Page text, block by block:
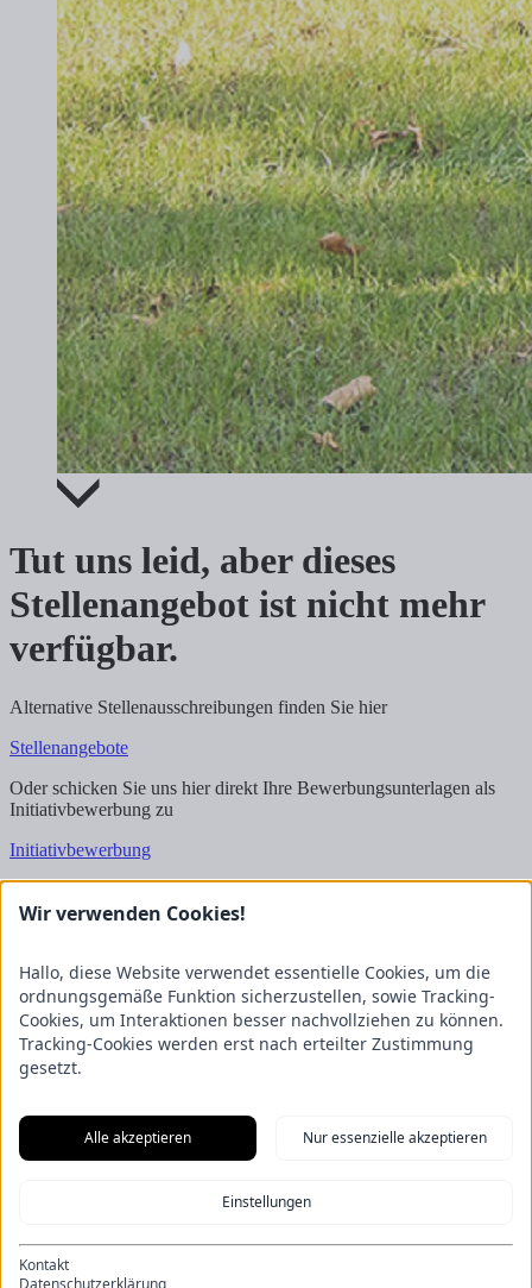
Tut uns leid, aber dieses
Stellenangebot ist nicht mehr
verfügbar.
Alternative Stellenausschreibungen finden Sie hier
Stellenangebote
Oder schicken Sie uns hier direkt Ihre Bewerbungsunterlagen als
Initiativbewerbung zu
Initiativbewerbung
FRICKE Group SE & Co. KG
Zum Kreuzkamp 7
27404 Heeslingen
Unternehmensbereiche
Fricke Holding
PARTSHofmeister & MeinckeTREX.PARTS
ImpressumDatenschutzerklärungKontakt
F.Explore – Programmieren für Nicht-Programmierer
Projekt 2025/2026Wenn alle Rädchen ineinandergreifen – Eine
Eröffnung der besonderen Art
Wir verwenden Cookies!
Hallo, diese Website verwendet essentielle Cookies, um die
ordnungsgemäße Funktion sicherzustellen, sowie Tracking-
Cookies, um Interaktionen besser nachvollziehen zu können.
Tracking-Cookies werden erst nach erteilter Zustimmung
gesetzt.
Alle akzeptieren Nur essenzielle akzeptieren
Einstellungen
Kontakt
Datenschutzerklärung